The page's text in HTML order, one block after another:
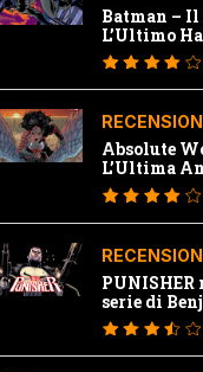
Batman –
L’Ultimo
Absolute
L’Ultima
PUNISHER
serie di